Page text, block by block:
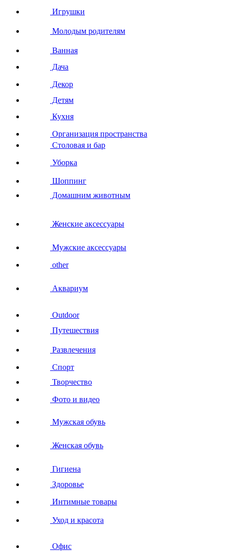
Игрушки
Молодым родителям
Ванная
Дача
Декор
Детям
Кухня
Организация пространства
Столовая и бар
Уборка
Шоппинг
Домашним животным
Женские аксессуары
Мужские аксессуары
other
Аквариум
Outdoor
Путешествия
Развлечения
Спорт
Творчество
Фото и видео
Мужская обувь
Женская обувь
Гигиена
Здоровье
Интимные товары
Уход и красота
Офис